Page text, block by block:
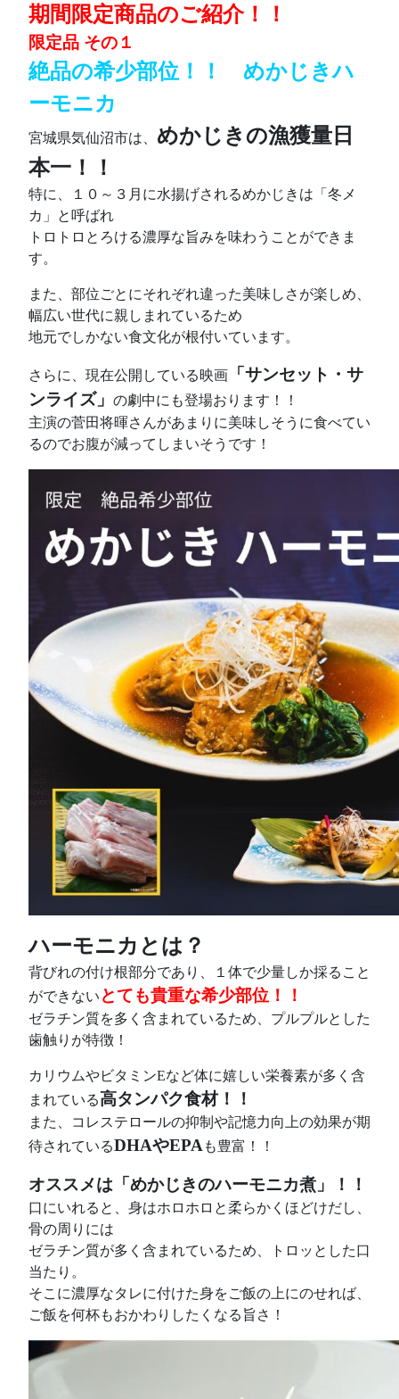
期間限定商品のご紹介！！
限定品 その１
絶品の希少部位！！ めかじきハ
ーモニカ
宮城県気仙沼市は、 めかじきの漁獲量日
本一！！
特に、１０～３月に水揚げされるめかじきは「冬メ
カ」と呼ばれ
トロトロとろける濃厚な旨みを味わうことができま
す。
また、部位ごとにそれぞれ違った美味しさが楽しめ、
幅広い世代に親しまれているため
地元でしかない食文化が根付いています。
さらに、現在公開している映画
「サンセット・サ
ンライズ」 の劇中にも登場おります！！
主演の菅田将暉さんがあまりに美味しそうに食べてい
るのでお腹が減ってしまいそうです！
ハーモニカとは？
背びれの付け根部分であり、１体で少量しか採ること
ができない とても貴重な希少部位！！
ゼラチン質を多く含まれているため、プルプルとした
歯触りが特徴​！
カリウムやビタミンEなど体に嬉しい栄養素が多く含
まれている高タンパク食材！！
また、コレステロールの抑制や記憶力向上の効果が期
待されているDHAやEPAも豊富！！
オススメは「めかじきのハーモニカ煮」！！
口にいれると、身はホロホロと柔らかくほどけだし、
骨の周りには
ゼラチン質が多く含まれているため、トロッとした口
当たり。
そこに濃厚なタレに付けた身をご飯の上にのせれば、
ご飯を何杯もおかわりしたくなる旨さ！